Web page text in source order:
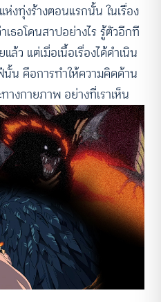
งทุ่งร้างตอนแรกนั้น ในเรื่อง
เธอโดนสาปอย่างไร รู้ตัวอีกที
ล้ว แต่เมื่อเนื้อเรื่องได้ดำเนิน
นั้น คือการทำให้ความคิดด้าน
งกายภาพ อย่างที่เราเห็น